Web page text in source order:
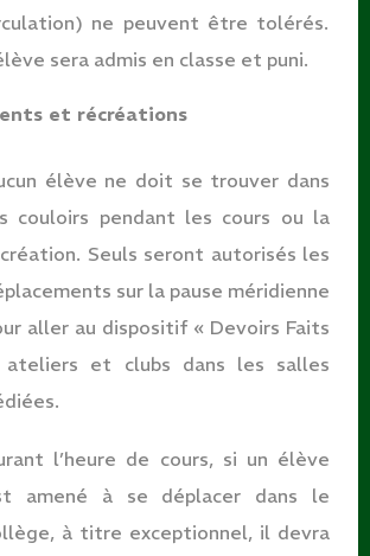
ne peuvent être tolérés.
sera admis en classe et puni.
et récréations
élève ne doit se trouver dans
couloirs pendant les cours ou la
Seuls seront autorisés les
sur la pause méridienne
aller au dispositif « Devoirs Faits
ateliers et clubs dans les salles
l’heure de cours, si un élève
amené à se déplacer dans le
à titre exceptionnel, il devra